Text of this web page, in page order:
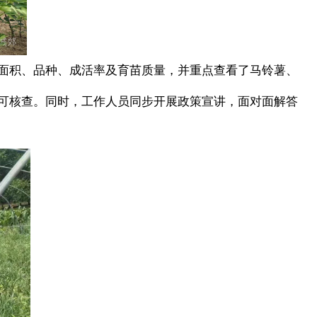
、品种、成活率及育苗质量，并重点查看了马铃薯、
核查。同时，工作人员同步开展政策宣讲，面对面解答